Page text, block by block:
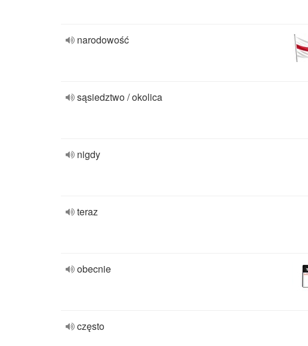
narodowość
sąsiedztwo / okolica
nigdy
teraz
obecnie
często